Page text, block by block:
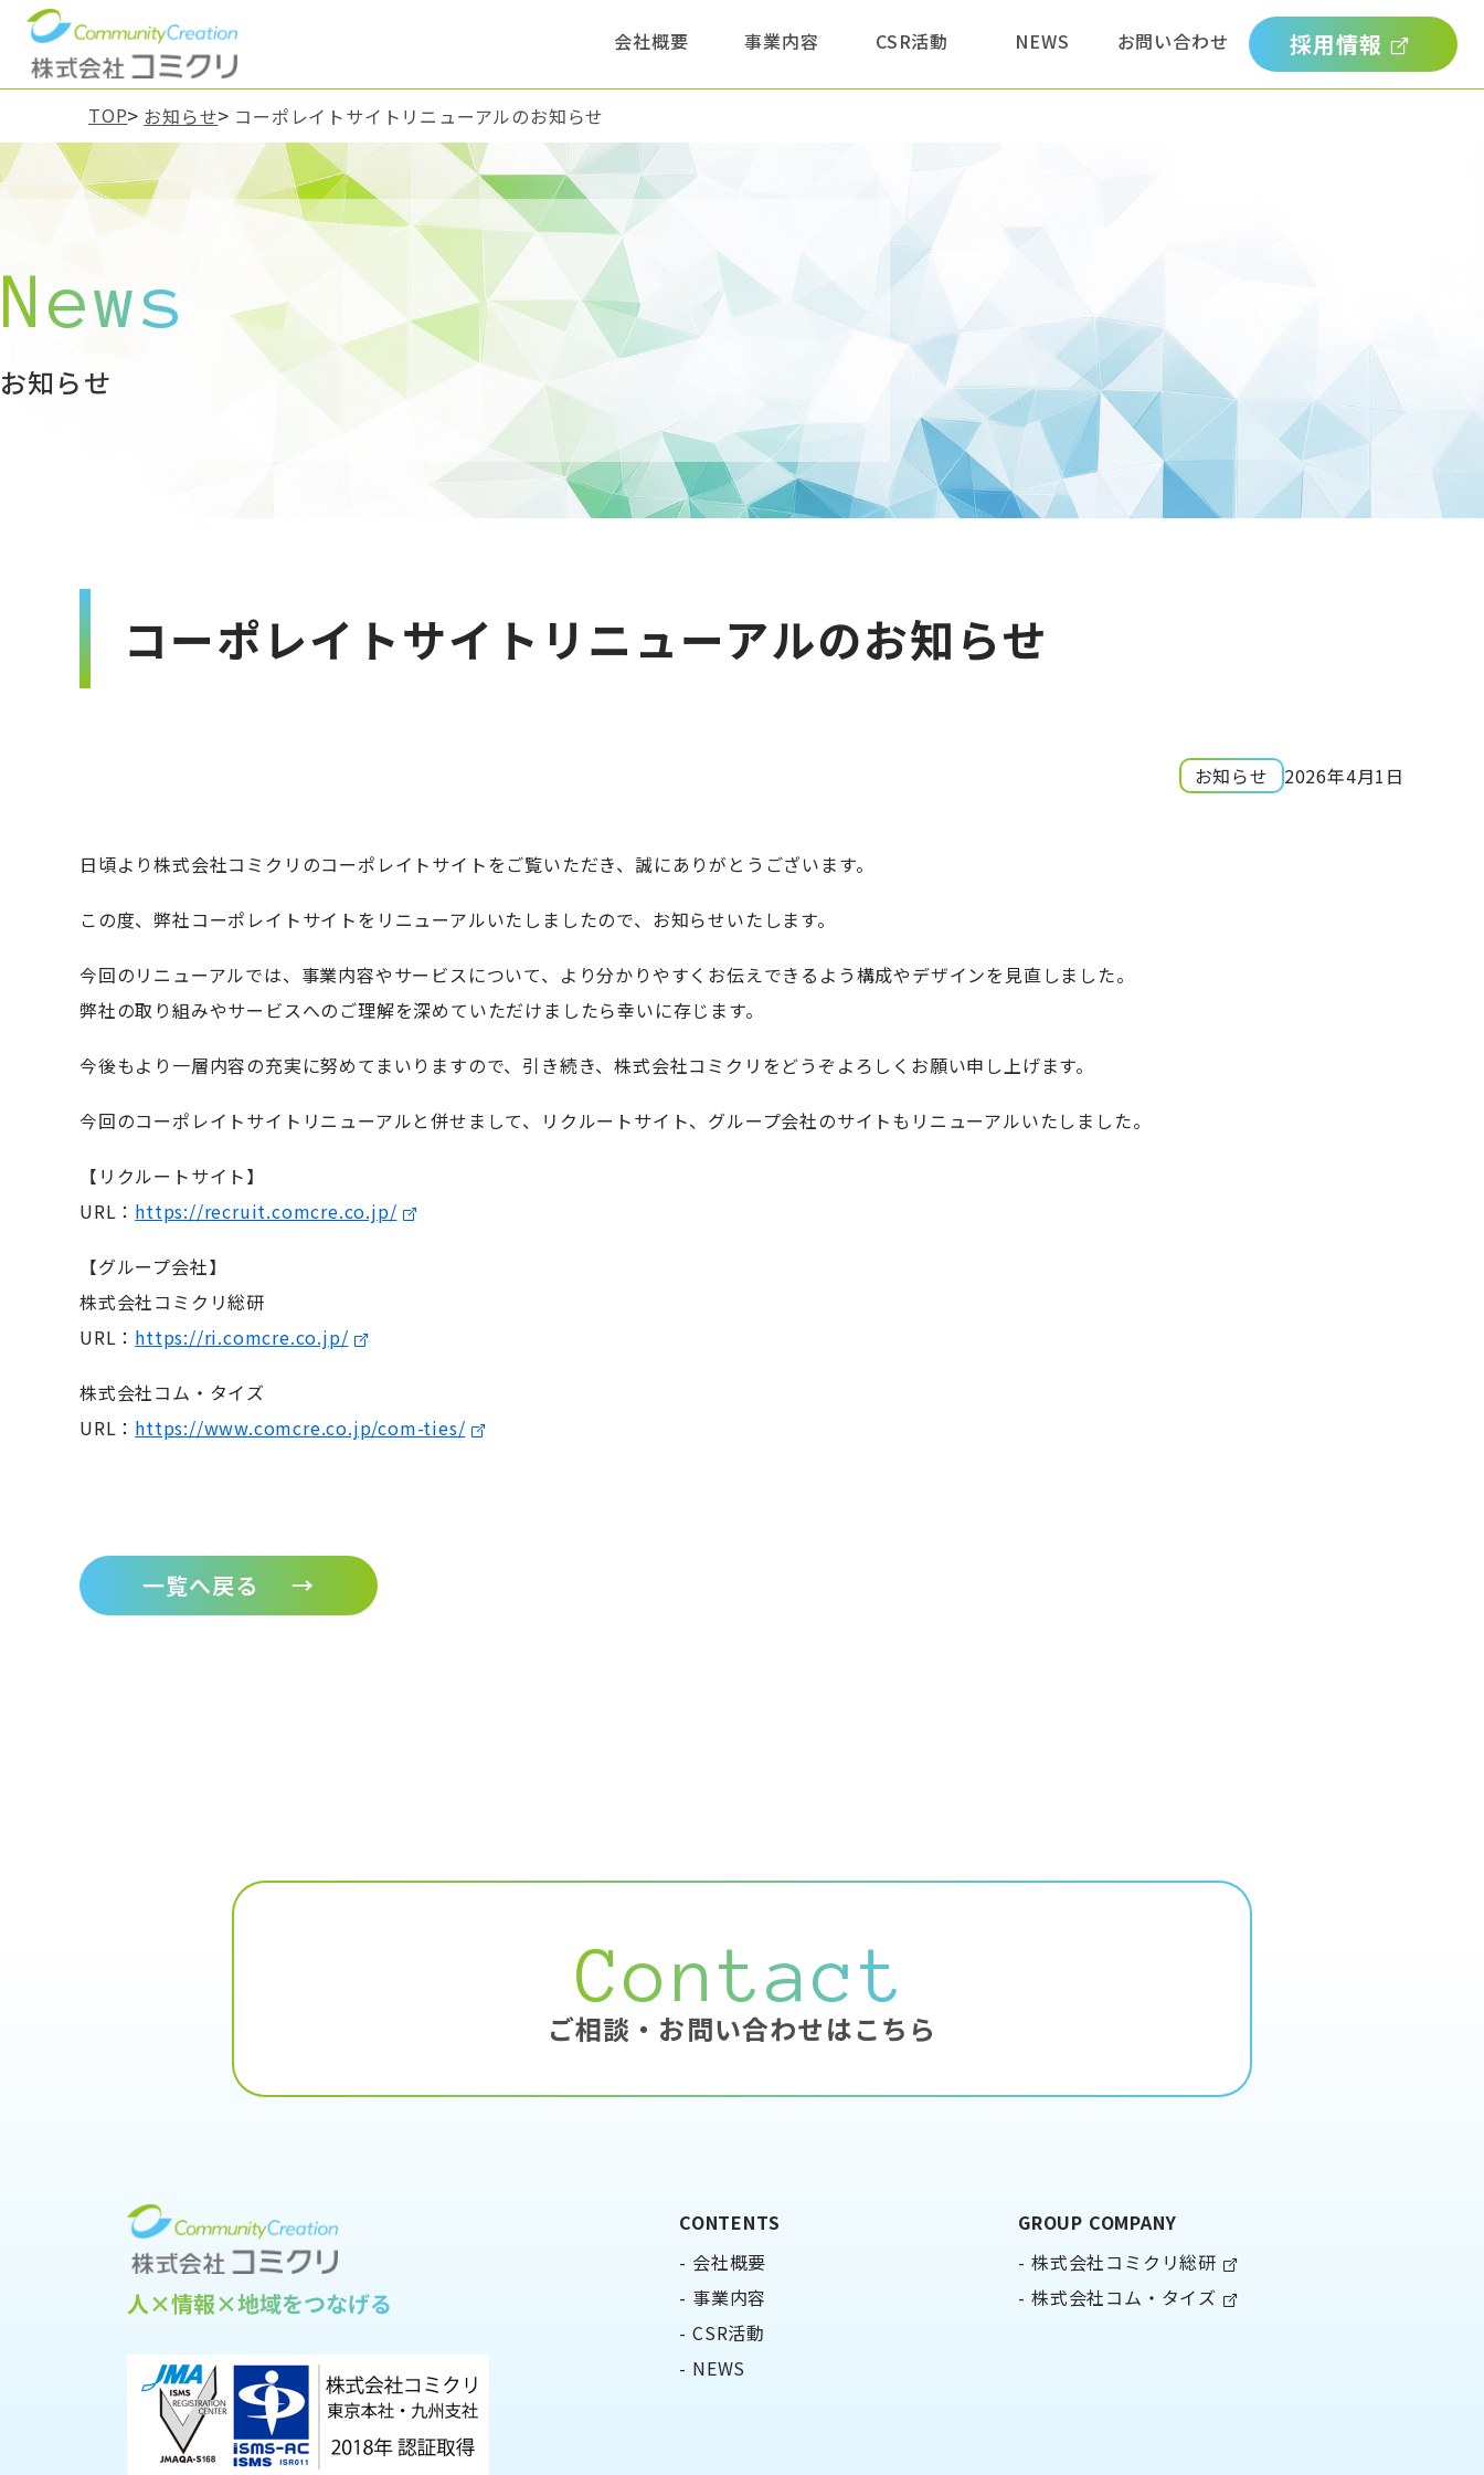
会社概要
事業内容 CSR活動 NEWS お問い合わせ 採用情報
TOP お知らせ コーポレイトサイトリニューアルのお知らせ
News
お知らせ
コーポレイトサイトリニューアルのお知らせ
お知らせ 2026年4月1日
日頃より株式会社コミクリのコーポレイトサイトをご覧いただき、誠にありがとうございます。
この度、弊社コーポレイトサイトをリニューアルいたしましたので、お知らせいたします。
今回のリニューアルでは、事業内容やサービスについて、より分かりやすくお伝えできるよう構成やデザインを見直しました。
弊社の取り組みやサービスへのご理解を深めていただけましたら幸いに存じます。
今後もより一層内容の充実に努めてまいりますので、引き続き、株式会社コミクリをどうぞよろしくお願い申し上げます。
今回のコーポレイトサイトリニューアルと併せまして、リクルートサイト、グループ会社のサイトもリニューアルいたしました。
【リクルートサイト】
URL： https://recruit.comcre.co.jp/
【グループ会社】
株式会社コミクリ総研
URL： https://ri.comcre.co.jp/
株式会社コム・タイズ
URL： https://www.comcre.co.jp/com-ties/
一覧へ戻る →
Contact
ご相談・お問い合わせはこちら
CONTENTS
会社概要
事業内容
CSR活動
NEWS
GROUP COMPANY
株式会社コミクリ総研
株式会社コム・タイズ